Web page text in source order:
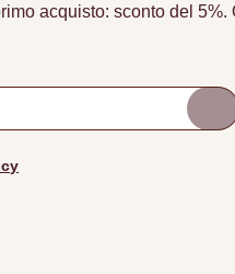
acquisto: sconto del